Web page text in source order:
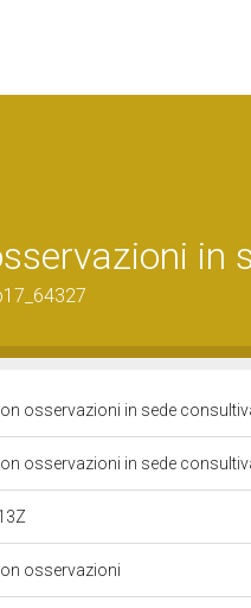
in
osservazioni in sede
osservazioni in sede
osservazioni